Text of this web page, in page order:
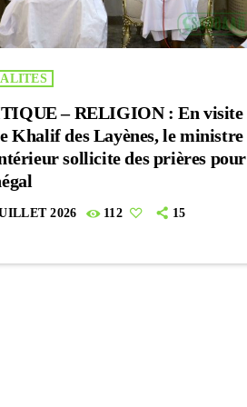
– RELIGION : En visite
Khalif des Layènes, le ministre
sollicite des prières pour
2026 112 15